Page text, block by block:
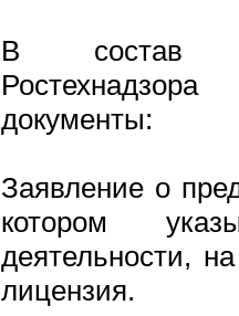
В состав
документы:
Заявление о
котором
деятельности,
лицензия.